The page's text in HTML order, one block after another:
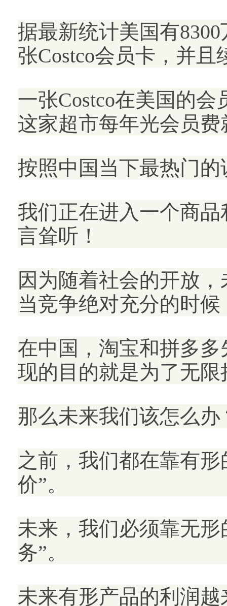
据最新统计美国有
张Costco会员卡，并
一张Costco在美国的
这家超市每年光会员
按照中国当下最热门
我们正在进入一个商
言耸听！
因为随着社会的开放
当竞争绝对充分的时
在中国，淘宝和拼多
现的目的就是为了无
那么未来我们该怎么办
之前，我们都在靠有
价”。
未来，我们必须靠无
务”。
未来有形产品的利润